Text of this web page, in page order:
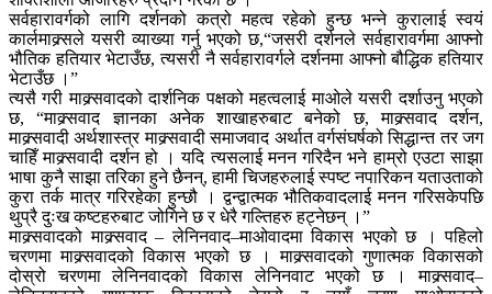
सर्वहारावर्गको लागि दर्शनको कत्रो महत्व रहेको हुन्छ भन्ने कुरालाई स्वयं
कार्लमाक्र्सले यसरी व्याख्या गर्नु भएको छ,“जसरी दर्शनले सर्वहारावर्गमा आफ्नो
भौतिक हतियार भेटाउँछ, त्यसरी नै सर्वहारावर्गले दर्शनमा आफ्नो बौद्धिक हतियार
भेटाउँछ ।”
त्यसै गरी माक्र्सवादको दार्शनिक पक्षको महत्वलाई माओले यसरी दर्शाउनु भएको
छ, “माक्र्सवाद ज्ञानका अनेक शाखाहरुबाट बनेको छ, माक्र्सवाद दर्शन,
माक्र्सवादी अर्थशास्त्र माक्र्सवादी समाजवाद अर्थात वर्गसंघर्षको सिद्धान्त तर जग
चाहिँ माक्र्सवादी दर्शन हो । यदि त्यसलाई मनन गरिदैन भने हाम्रो एउटा साझा
भाषा कुनै साझा तरिका हुने छैनन्, हामी चिजहरुलाई स्पष्ट नपारिकन यताउताको
कुरा तर्क मात्र गरिरहेका हुन्छौ । द्वन्द्वात्मक भौतिकवादलाई मनन गरिसकेपछि
थुप्रै दुःख कष्टहरुबाट जोगिने छ र धेरै गल्तिहरु हट्नेछन् ।”
माक्र्सवादको माक्र्सवाद – लेनिनवाद–माओवादमा विकास भएको छ । पहिलो
चरणमा माक्र्सवादको विकास भएको छ । माक्र्सवादको गुणात्मक विकासको
दोस्रो चरणमा लेनिनवादको विकास लेनिनवाट भएको छ । माक्र्सवाद–